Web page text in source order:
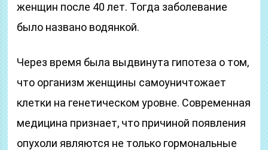
женщин после 40 лет. Тогда заболевание
было названо водянкой.
Через время была выдвинута гипотеза о том,
что организм женщины самоуничтожает
клетки на генетическом уровне. Современная
медицина признает, что причиной появления
опухоли являются не только гормональные